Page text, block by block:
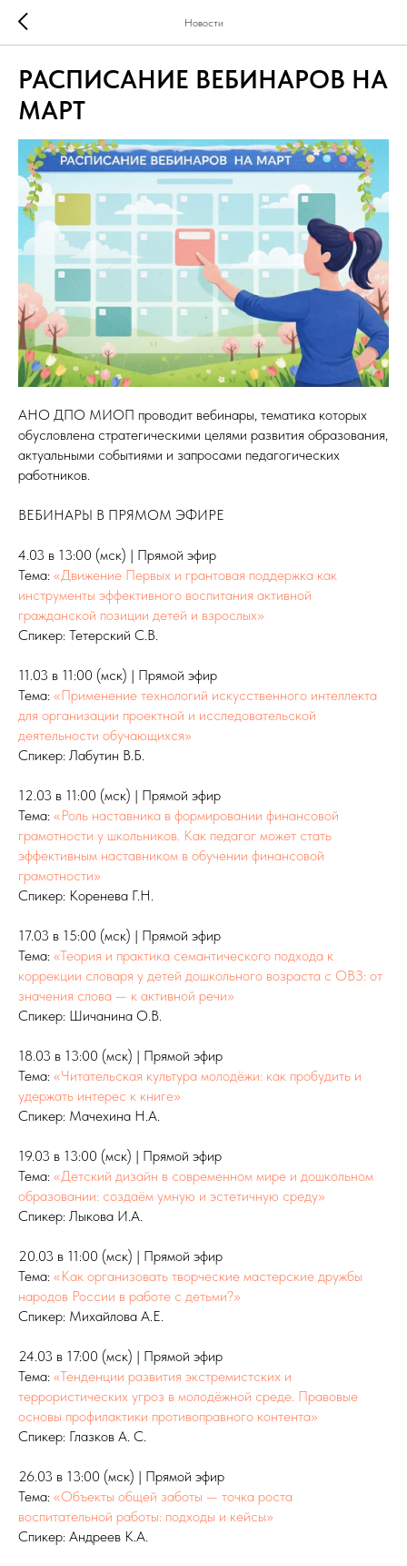
Новости
РАСПИСАНИЕ ВЕБИНАРОВ НА
МАРТ
АНО ДПО МИОП проводит вебинары, тематика которых
обусловлена стратегическими целями развития образования,
актуальными событиями и запросами педагогических
работников.
ВЕБИНАРЫ В ПРЯМОМ ЭФИРЕ
4.03 в 13:00 (мск) | Прямой эфир
Тема: «Движение Первых и грантовая поддержка как
инструменты эффективного воспитания активной
гражданской позиции детей и взрослых»
Спикер: Тетерский С.В.
11.03 в 11:00 (мск) | Прямой эфир
Тема: «Применение технологий искусственного интеллекта
для организации проектной и исследовательской
деятельности обучающихся»
Спикер: Лабутин В.Б.
12.03 в 11:00 (мск) | Прямой эфир
Тема: «Роль наставника в формировании финансовой
грамотности у школьников. Как педагог может стать
эффективным наставником в обучении финансовой
грамотности»
Спикер: Коренева Г.Н.
17.03 в 15:00 (мск) | Прямой эфир
Тема: «Теория и практика семантического подхода к
коррекции словаря у детей дошкольного возраста с ОВЗ: от
значения слова — к активной речи»
Спикер: Шичанина О.В.
18.03 в 13:00 (мск) | Прямой эфир
Тема: «Читательская культура молодёжи: как пробудить и
удержать интерес к книге»
Спикер: Мачехина Н.А.
19.03 в 13:00 (мск) | Прямой эфир
Тема: «Детский дизайн в современном мире и дошкольном
образовании: создаём умную и эстетичную среду»
Спикер: Лыкова И.А.
20.03 в 11:00 (мск) | Прямой эфир
Тема: «Как организовать творческие мастерские дружбы
народов России в работе с детьми?»
Спикер: Михайлова А.Е.
24.03 в 17:00 (мск) | Прямой эфир
Тема: «Тенденции развития экстремистских и
террористических угроз в молодёжной среде. Правовые
основы профилактики противоправного контента»
Спикер: Глазков А. С.
26.03 в 13:00 (мск) | Прямой эфир
Тема: «Объекты общей заботы — точка роста
воспитательной работы: подходы и кейсы»
Спикер: Андреев К.А.